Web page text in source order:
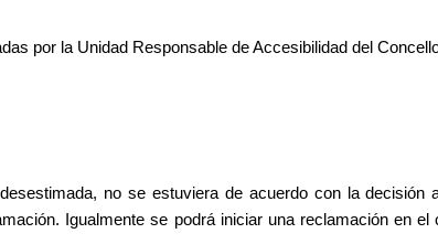
por la Unidad Responsable de Accesibilidad del
no se estuviera de acuerdo con la decisión
Igualmente se podrá iniciar una reclamación en